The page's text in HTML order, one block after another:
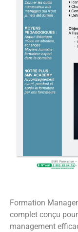
Formation
complet conçu
management